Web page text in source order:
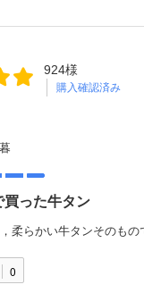
924様
購入確認済み
買った牛タン
柔らかい牛タンそのもの
0